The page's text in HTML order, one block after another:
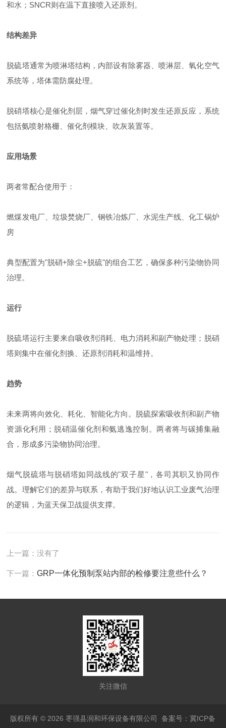
和水；SNCR则在温下直接喷入还原剂。
结构差异
脱硫塔通常为喷淋塔结构，内部设有除雾器、喷淋层、氧化空气
系统等，塔体需防腐处理。
脱硝塔核心是催化剂层，烟气穿过催化剂时发生还原反应，系统
包括氨喷射格栅、催化剂模块、吹灰装置等。
应用场景
两者常配合使用于：
燃煤发电厂、 垃圾焚烧厂、 钢铁冶炼厂、 水泥生产线、化工锅炉
房
典型配置为"脱硝+除尘+脱硫"的组合工艺，确保多种污染物协同
治理。
运行
脱硫塔运行主要来自吸收剂消耗、电力消耗和副产物处理；脱硝
塔则集中在催化剂换、还原剂消耗和温维持。
趋势
未来两将向效化、耗化、智能化方向。脱硫探索吸收剂和副产物
资源化利用；脱硝温催化剂和氨逃逸控制。两者将与碳捕集融
合，形成多污染物协同治理。
烟气脱硫塔与脱硝塔如同战线的"双子星"，各司其职又协同作
战。理解它们的差异与联系，有助于我们好地认识工业废气治理
的逻辑，为蓝天保卫战提供支撑。
上一篇：没有了
下一篇：GRP一体化预制泵站内部的检修要注意些什么？
关注微信
版权所有 © 2026 枣强县润和环保设备有限公司备案号：冀ICP备